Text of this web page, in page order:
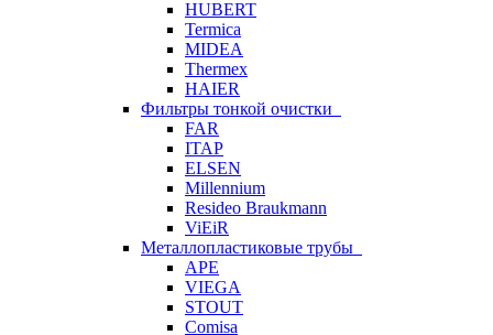
HUBERT
Termica
MIDEA
Thermex
HAIER
Фильтры тонкой очистки
FAR
ITAP
ELSEN
Millennium
Resideo Braukmann
ViEiR
Металлопластиковые трубы
APE
VIEGA
STOUT
Comisa